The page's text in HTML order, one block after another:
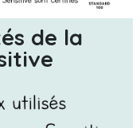
de la